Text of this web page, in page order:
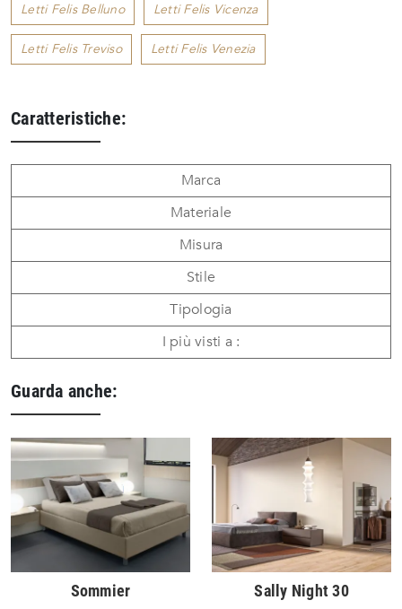
Letti Felis Belluno Letti Felis Vicenza
Letti Felis Treviso Letti Felis Venezia
Caratteristiche:
Marca
Materiale
Misura
Stile
Tipologia
I più visti a :
Guarda anche:
Sommier Sally Night 30